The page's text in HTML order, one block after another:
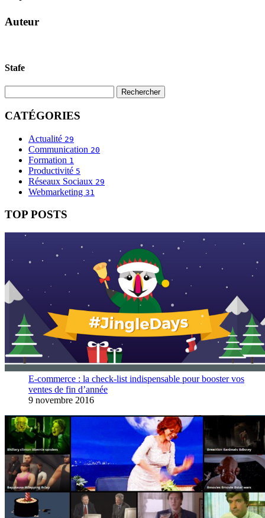
Auteur
Stafe
CATÉGORIES
Actualité 29
Communication 20
Formation 1
Productivité 5
Réseaux Sociaux 29
Webmarketing 31
TOP POSTS
E-commerce : la check-list indispensable pour booster vos
ventes de fin d’année
9 novembre 2016